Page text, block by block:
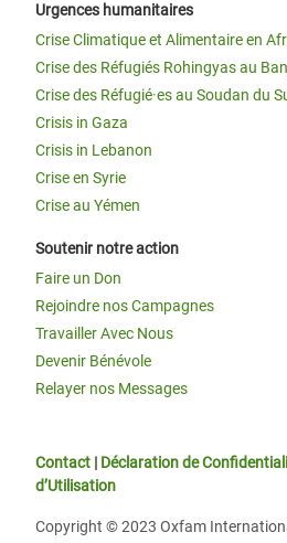
Urgences humanitaires
Crise Climatique et Alimentaire en
Crise des Réfugiés Rohingyas au
Crise des Réfugié·es au Soudan du
Crisis in Gaza
Crisis in Lebanon
Crise en Syrie
Crise au Yémen
Soutenir notre action
Faire un Don
Rejoindre nos Campagnes
Travailler Avec Nous
Devenir Bénévole
Relayer nos Messages
Contact | Déclaration de
d’Utilisation
Copyright © 2023 Oxfam